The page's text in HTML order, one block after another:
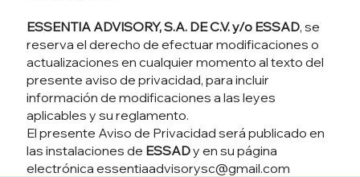
ESSENTIA ADVISORY, S.A. DE C.V. y/o ESSAD, se
reserva el derecho de efectuar modificaciones o
actualizaciones en cualquier momento al texto del
presente aviso de privacidad, para incluir
información de modificaciones a las leyes
aplicables y su reglamento.
El presente Aviso de Privacidad será publicado en
las instalaciones de ESSADy en su página
electrónicaessentiaadvisorysc@gmail.com